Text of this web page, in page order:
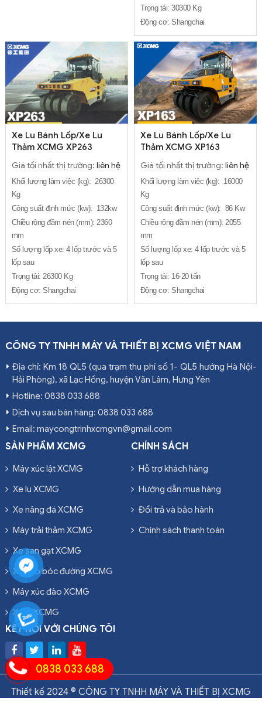
Trọng tải: 30300 Kg
Động cơ: Shangchai
Xe Lu Bánh Lốp/Xe Lu
Thảm XCMG XP263
Giá tối nhất thị trường: liên hệ
Khối lượng làm việc (kg): 26300
Kg
Công suất định mức (kw): 132kw
Chiều rộng đầm nén (mm): 2360
mm
Số lượng lốp xe: 4 lốp trước và 5
lốp sau
Trọng tải: 26300 Kg
Động cơ: Shangchai
Xe Lu Bánh Lốp/Xe Lu
Thảm XCMG XP163
Giá tối nhất thị trường: liên hệ
Khối lượng làm việc (kg): 16000
Kg
Công suất định mức (kw): 86 Kw
Chiều rộng đầm nén (mm): 2055
mm
Số lượng lốp xe: 4 lốp trước và 5
lốp sau
Trọng tải: 16-20 tấn
Động cơ: Shangchai
CÔNG TY TNHH MÁY VÀ THIẾT BỊ XCMG VIỆT NAM
Địa chỉ: Km 18 QL5 (qua trạm thu phí số 1- QL5 hướng Hà Nội-
Hải Phòng), xã Lạc Hồng, huyện Văn Lâm, Hưng Yên
Hotline: 0838 033 688
Dịch vụ sau bán hàng: 0838 033 688
Email: maycongtrinhxcmgvn@gmail.com
SẢN PHẨM XCMG
Máy xúc lật XCMG
Xe lu XCMG
Xe nâng đá XCMG
Máy trải thảm XCMG
Xe san gạt XCMG
Xe cào bóc đường XCMG
Máy xúc đào XCMG
Xe ủi XCMG
CHÍNH SÁCH
Hỗ trợ khách hàng
Hướng dẫn mua hàng
Đổi trả và bảo hành
Chính sách thanh toán
KẾT NỐI VỚI CHÚNG TÔI
Thiết kế 2024 © CÔNG TY TNHH MÁY VÀ THIẾT BỊ XCMG
0838 033 688